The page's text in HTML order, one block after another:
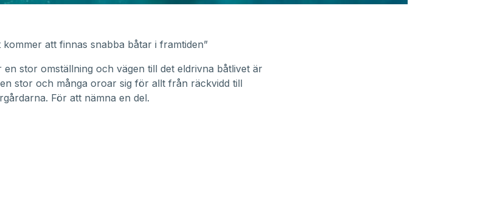
kommer att finnas snabba båtar i framtiden”
stor omställning och vägen till det eldrivna båtlivet är
stor och många oroar sig för allt från räckvidd till
För att nämna en del.